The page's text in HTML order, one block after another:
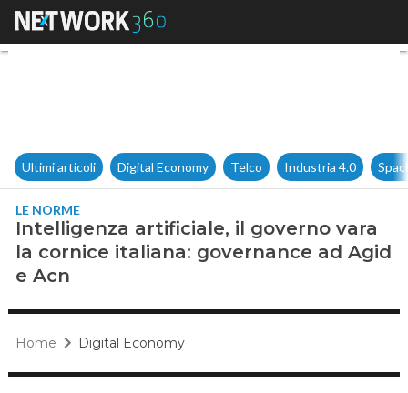
Intelligenza artificiale, il
Ultimi articoli Digital Economy Telco Industria 4.0
LE NORME
Intelligenza artificiale, il governo vara
la cornice italiana: governance ad Agid
e Acn
Home Digital Economy